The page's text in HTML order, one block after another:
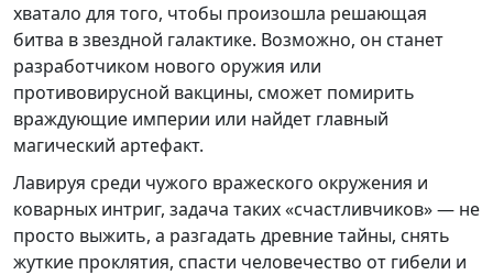
хватало для того, чтобы произошла решающая
битва в звездной галактике. Возможно, он станет
разработчиком нового оружия или
противовирусной вакцины, сможет помирить
враждующие империи или найдет главный
магический артефакт.
Лавируя среди чужого вражеского окружения и
коварных интриг, задача таких «счастливчиков» — не
просто выжить, а разгадать древние тайны, снять
жуткие проклятия, спасти человечество от гибели и